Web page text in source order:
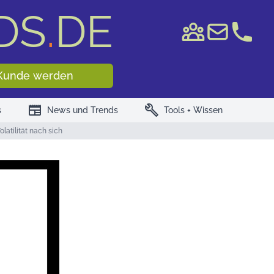
.DE
WKN/ISIN
werden
newspaper News und Trends build Tools + Wissen
nach sich